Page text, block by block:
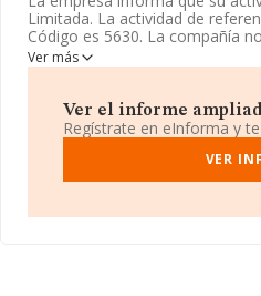
Limitada. La actividad de
Código es 5630. La compañía
El número de empleados ha
La sociedadAbad Barrios S.L,
Moron De La Frontera,
Con los datos a disposición de
facturación de ventas entre
Ver más
Ver el informe
Regístrate en eInforma y
VER